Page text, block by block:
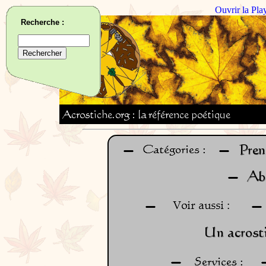
Ouvrir la
Recherche :